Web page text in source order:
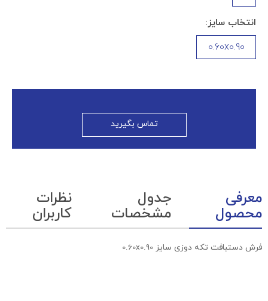
انتخاب سایز:
0.60x0.90
تماس بگیرید
معرفی
محصول
جدول
مشخصات
نظرات
کاربران
فرش دستبافت تکه دوزی سایز 0.60x0.90